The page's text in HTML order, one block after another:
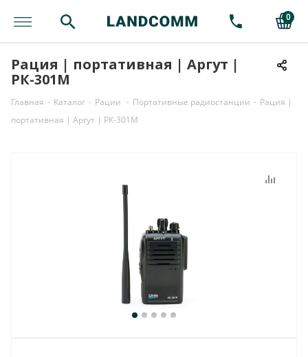
0
Рация | портативная | Аргут |
РК-301М
Главная - Каталог - Рации - Портативные радиостанции - Рация |
портативная | Аргут | РК-301М